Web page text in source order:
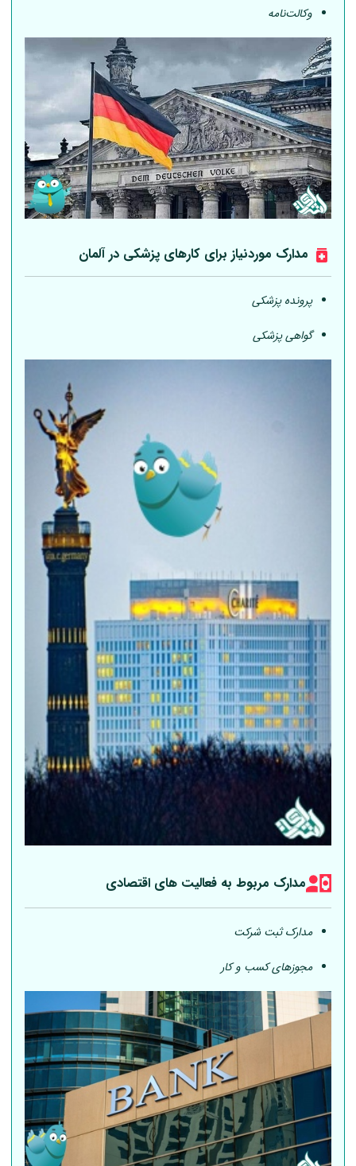
وکالت‌نامه
مدارک موردنیاز برای کارهای پزشکی درآلمان
پرونده پزشکی
گواهی پزشکی
مدارک مربوط به فعالیت های اقتصادی
مدارک ثبت شرکت
مجوزهای کسب و کار